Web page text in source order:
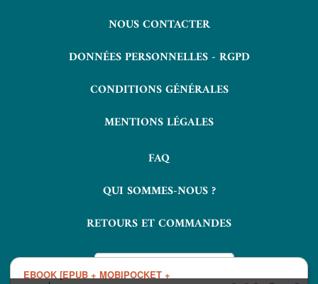
EBOOK [EPUB + MOBIPOCKET +
NOUS CONTACTER
DONNÉES PERSONNELLES - RGPD
CONDITIONS GÉNÉRALES
MENTIONS LÉGALES
FAQ
QUI SOMMES-NOUS ?
RETOURS ET COMMANDES